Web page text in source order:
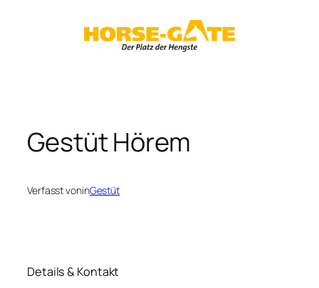
Gestüt Hörem
Verfasst voninGestüt
Details & Kontakt